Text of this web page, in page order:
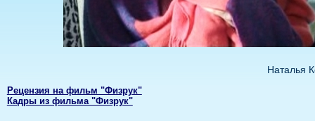
Наталья
Рецензия на фильм "Физрук"
Кадры из фильма "Физрук"